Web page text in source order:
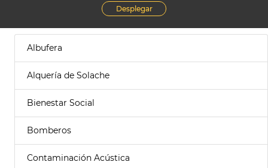
Desplegar
Albufera
Alquería de Solache
Bienestar Social
Bomberos
Contaminación Acústica